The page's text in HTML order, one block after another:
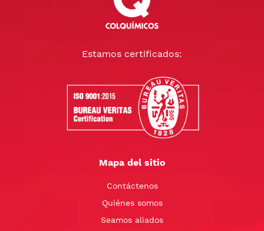
Estamos certificados:
Mapa del sitio
Contáctenos
Quiénes somos
Seamos aliados